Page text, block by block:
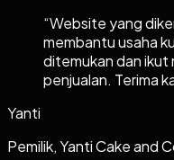
“Website yang
membantu usaha
ditemukan dan
penjualan. Terima
Yanti
Pemilik, Yanti Cake and